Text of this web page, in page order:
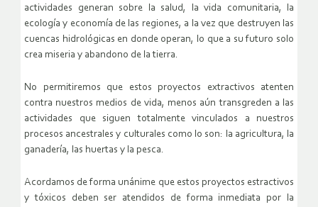
actividades generan sobre la salud, la vida comunitaria, la
ecología y economía de las regiones, a la vez que destruyen las
cuencas hidrológicas en donde operan, lo que a su futuro solo
crea miseria y abandono de la tierra.
No permitiremos que estos proyectos extractivos atenten
contra nuestros medios de vida, menos aún transgreden a las
actividades que siguen totalmente vinculados a nuestros
procesos ancestrales y culturales como lo son: la agricultura, la
ganadería, las huertas y la pesca.
Acordamos de forma unánime que estos proyectos estractivos
y tóxicos deben ser atendidos de forma inmediata por la